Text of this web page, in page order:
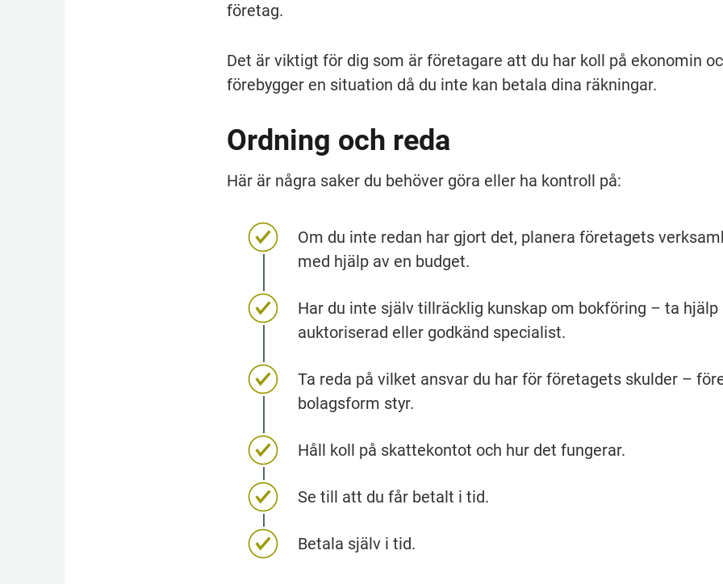
företag.
Det är viktigt för dig som är företagare att du har koll på ekonomin
förebygger en situation då du inte kan betala dina räkningar.
Ordning och reda
Här är några saker du behöver göra eller ha kontroll på:
Om du inte redan har gjort det, planera företagets
med hjälp av en budget.
Har du inte själv tillräcklig kunskap om bokföring – ta hjälp
auktoriserad eller godkänd specialist.
Ta reda på vilket ansvar du har för företagets skulder –
bolagsform styr.
Håll koll på skattekontot och hur det fungerar.
Se till att du får betalt i tid.
Betala själv i tid.